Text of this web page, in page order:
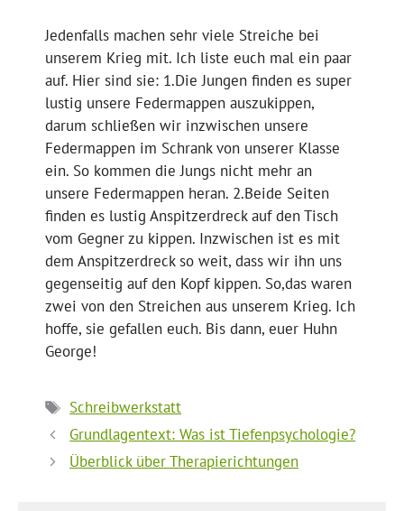
Jedenfalls machen sehr viele Streiche bei
unserem Krieg mit. Ich liste euch mal ein paar
auf. Hier sind sie: 1.Die Jungen finden es super
lustig unsere Federmappen auszukippen,
darum schließen wir inzwischen unsere
Federmappen im Schrank von unserer Klasse
ein. So kommen die Jungs nicht mehr an
unsere Federmappen heran. 2.Beide Seiten
finden es lustig Anspitzerdreck auf den Tisch
vom Gegner zu kippen. Inzwischen ist es mit
dem Anspitzerdreck so weit, dass wir ihn uns
gegenseitig auf den Kopf kippen. So,das waren
zwei von den Streichen aus unserem Krieg. Ich
hoffe, sie gefallen euch. Bis dann, euer Huhn
George!
Schlagwörter
Schreibwerkstatt
Grundlagentext: Was ist Tiefenpsychologie?
Überblick über Therapierichtungen